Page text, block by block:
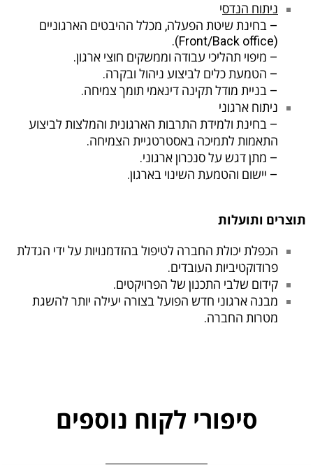
ניתוח הנדסי
– בחינת שיטת הפעלה, מכלל ההיבטים הארגוניים
– מיפוי תהליכי עבודה וממשקים חוצי ארגון.
– הטמעת כלים לביצוע ניהול ובקרה.
– בניית מודל תקינה דינאמי תומך צמיחה.
ניתוח ארגוני
– בחינת ולמידת התרבות הארגונית והמלצות לביצוע
התאמות לתמיכה באסטרטגיית הצמיחה.
– מתן דגש על סנכרון ארגוני.
– יישום והטמעת השינוי בארגון.
תוצרים ותועלות
הכפלת יכולת החברה לטיפול בהזדמנויות על ידי הגדלת
פרודוקטיביות העובדים.
קידום שלבי התכנון של הפרויקטים.
מבנה ארגוני חדש הפועל בצורה יעילה יותר להשגת
מטרות החברה.
סיפורי לקוח נוספים